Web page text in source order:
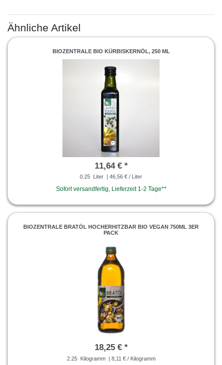
Ähnliche Artikel
BIOZENTRALE BIO KÜRBISKERNÖL, 250 ML
11,64 € *
0.25 Liter | 46,56 € / Liter
Sofort versandfertig, Lieferzeit 1-2 Tage**
BIOZENTRALE BRATÖL HOCHERHITZBAR BIO VEGAN 750ML 3ER
PACK
18,25 € *
2.25 Kilogramm | 8,11 € / Kilogramm